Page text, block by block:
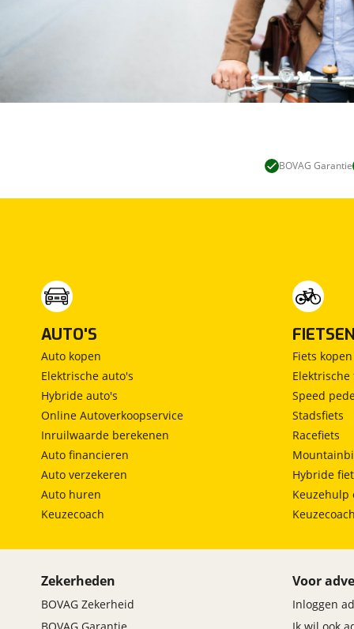
BOVAG Garantie
AUTO'S
Auto kopen
Elektrische auto's
Hybride auto's
Online Autoverkoopservice
Inruilwaarde berekenen
Auto financieren
Auto verzekeren
Auto huren
Keuzecoach
FIETSEN
Fiets kopen
Elektrische
Speed
Stadsfiets
Racefiets
Hybride
Keuzehulp
Keuzecoach
Zekerheden
BOVAG Zekerheid
Voor
Inloggen